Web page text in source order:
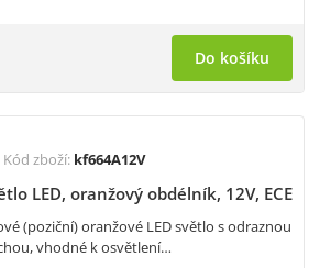
Do košíku
Kód zboží: kf664A12V
LED, oranžový obdélník, 12V, ECE
(poziční) oranžové LED světlo s odraznou
vhodné k osvětlení…